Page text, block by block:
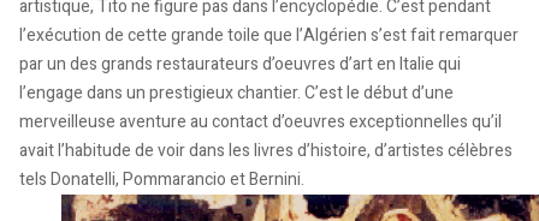
artistique, Tito ne figure pas dans l’encyclopédie. C’est pendant
l’exécution de cette grande toile que l’Algérien s’est fait remarquer
par un des grands restaurateurs d’oeuvres d’art en Italie qui
l’engage dans un prestigieux chantier. C’est le début d’une
merveilleuse aventure au contact d’oeuvres exceptionnelles qu’il
avait l’habitude de voir dans les livres d’histoire, d’artistes célèbres
tels Donatelli, Pommarancio et Bernini.